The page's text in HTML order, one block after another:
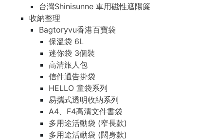
台灣Shinisunne 車用磁性遮陽簾
收納整理
Bagtoryvu香港百寶袋
保溫袋 6L
迷你袋 3個裝
高清旅人包
信件通告掛袋
HELLO 童袋系列
易攜式透明收納系列
A4、F4高清文件書袋
多用途活動袋 (窄長款)
多用途活動袋 (闊身款)